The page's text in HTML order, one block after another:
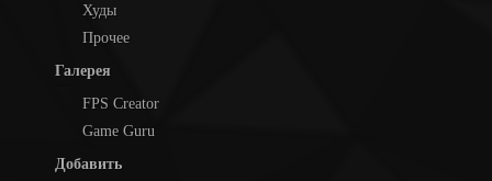
Худы
Прочее
Галерея
FPS Creator
Game Guru
Добавить